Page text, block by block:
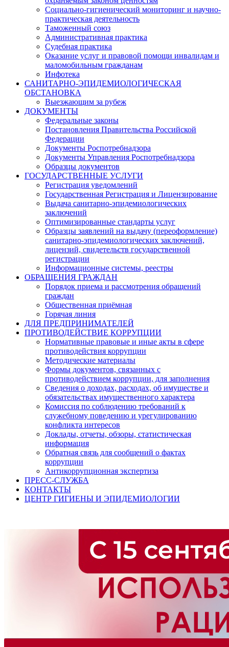
Социально-гигиенический мониторинг и научно-
практическая деятельность
Таможенный союз
Административная практика
Судебная практика
Оказание услуг и правовой помощи инвалидам и
маломобильным гражданам
Инфотека
САНИТАРНО-ЭПИДЕМИОЛОГИЧЕСКАЯ
ОБСТАНОВКА
Выезжающим за рубеж
ДОКУМЕНТЫ
Федеральные законы
Постановления Правительства Российской
Федерации
Документы Роспотребнадзора
Документы Управления Роспотребнадзора
Образцы документов
ГОСУДАРСТВЕННЫЕ УСЛУГИ
Регистрация уведомлений
Государственная Регистрация и Лицензирование
Выдача санитарно-эпидемиологических
заключений
Оптимизированные стандарты услуг
Образцы заявлений на выдачу (переоформление)
санитарно-эпидемиологических заключений,
лицензий, свидетельств государственной
регистрации
Информационные системы, реестры
ОБРАЩЕНИЯ ГРАЖДАН
Порядок приема и рассмотрения обращений
граждан
Общественная приёмная
Горячая линия
ДЛЯ ПРЕДПРИНИМАТЕЛЕЙ
ПРОТИВОДЕЙСТВИЕ КОРРУПЦИИ
Нормативные правовые и иные акты в сфере
противодействия коррупции
Методические материалы
Формы документов, связанных с
противодействием коррупции, для заполнения
Сведения о доходах, расходах, об имуществе и
обязательствах имущественного характера
Комиссия по соблюдению требований к
служебному поведению и урегулированию
конфликта интересов
Доклады, отчеты, обзоры, статистическая
информация
Обратная связь для сообщений о фактах
коррупции
Антикоррупционная экспертиза
ПРЕСС-СЛУЖБА
КОНТАКТЫ
ЦЕНТР ГИГИЕНЫ И ЭПИДЕМИОЛОГИИ